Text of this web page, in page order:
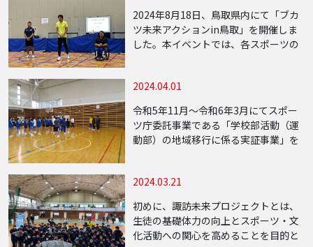
2024年8月18日、鳥取県内にて「ブカ
ツ未来アクションin鳥取」を開催しま
した。本イベントでは、各スポーツの
未来への可能性を伝える内容となりま
2024.04.01
令和5年11月〜令和6年3月にてスポー
ツ庁委託事業である「学校部活動（運
動部）の地域移行に係る実証事業」を
ケットボール部・サッカー部・卓球部
2024.03.21
初めに、諏訪未来プロジェクトとは、
生徒の基礎体力の向上とスポーツ・文
化活動への関心を高めることを目的と